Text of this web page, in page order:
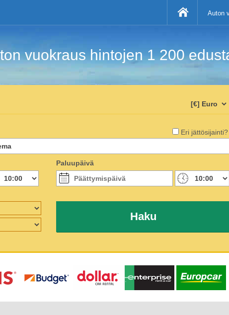
Auton
vuokraus hintojen 1 200
Eri jättösijainti?
Paluupäivä
Haku